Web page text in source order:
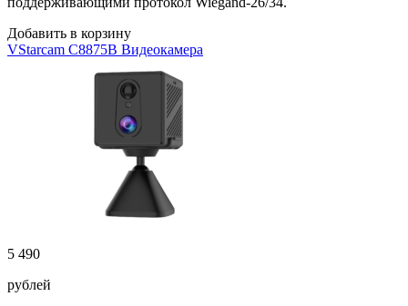
Добавить в корзину
VStarcam C8875B Видеокамера
5 490
рублей